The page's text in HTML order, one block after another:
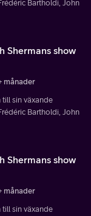
Bartholdi, John
Shermans show
månader
sin växande
Bartholdi, John
Shermans show
månader
sin växande